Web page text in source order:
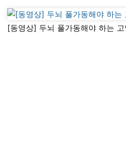
[동영상] 두뇌 풀가동해야 하는 고